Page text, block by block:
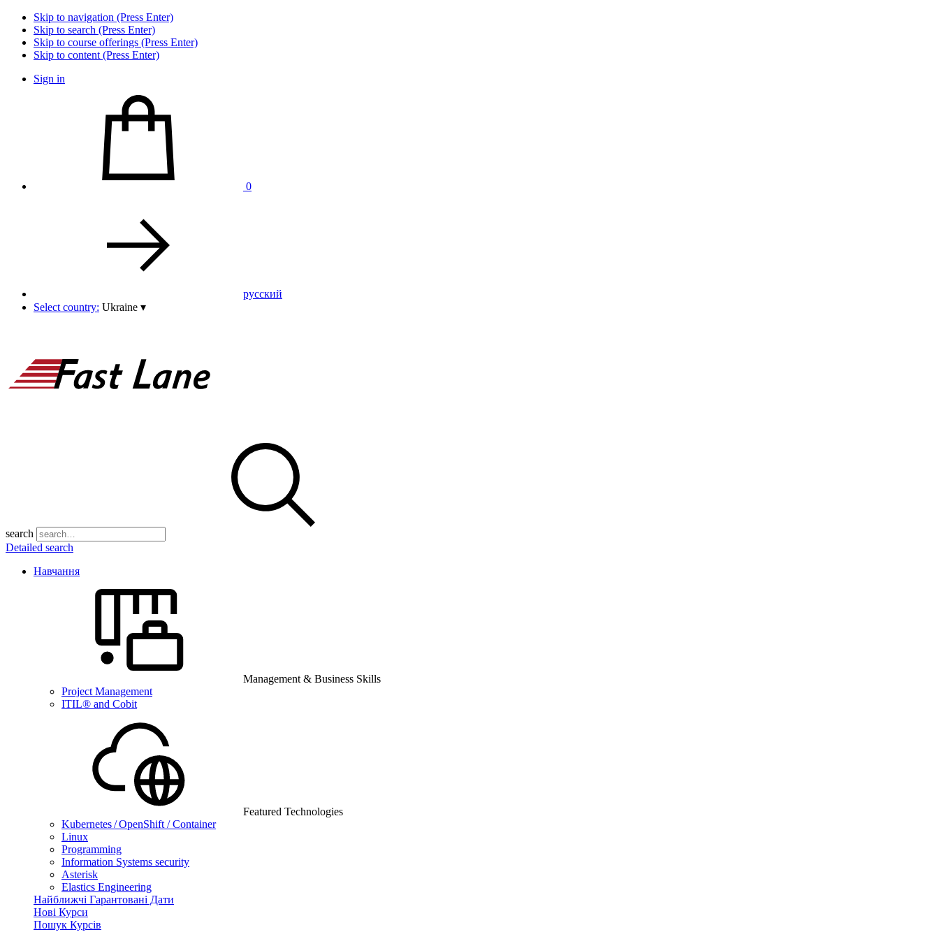
Skip to navigation (Press Enter)
Skip to search (Press Enter)
Skip to course offerings (Press Enter)
Skip to content (Press Enter)
Sign in
0
pусский
Select country: Ukraine ▾
search
Detailed search
Навчання
Management & Business Skills
Project Management
ITIL® and Cobit
Featured Technologies
Kubernetes / OpenShift / Container
Linux
Programming
Information Systems security
Asterisk
Elastics Engineering
Найближчі Гарантовані Дати
Нові Курси
Пошук Курсів